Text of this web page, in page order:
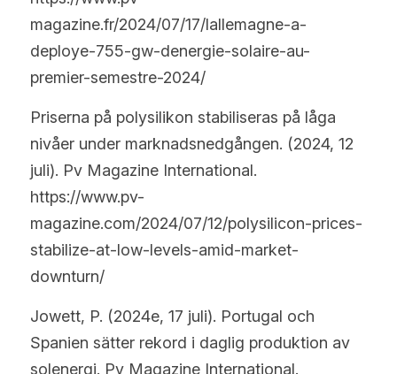
magazine.fr/2024/07/17/lallemagne-a-
deploye-755-gw-denergie-solaire-au-
premier-semestre-2024/
Priserna på polysilikon stabiliseras på låga
nivåer under marknadsnedgången. (2024, 12
juli). Pv Magazine International.
https://www.pv-
magazine.com/2024/07/12/polysilicon-prices-
stabilize-at-low-levels-amid-market-
downturn/
Jowett, P. (2024e, 17 juli). Portugal och
Spanien sätter rekord i daglig produktion av
solenergi. Pv Magazine International.